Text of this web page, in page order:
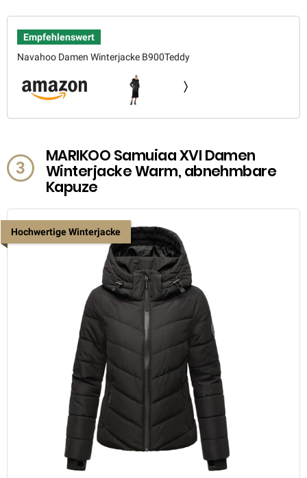
Empfehlenswert
Navahoo Damen Winterjacke B900Teddy
3
MARIKOO Samuiaa XVI Damen
Winterjacke Warm, abnehmbare
Kapuze
Hochwertige Winterjacke